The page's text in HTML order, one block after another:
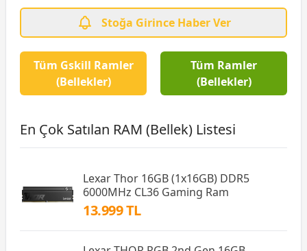
Stoğa Girince Haber Ver
Tüm Gskill Ramler
(Bellekler)
Tüm Ramler
(Bellekler)
En Çok Satılan RAM (Bellek) Listesi
Lexar Thor 16GB (1x16GB) DDR5
6000MHz CL36 Gaming Ram
13.999 TL